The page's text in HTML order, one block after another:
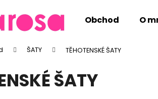
Obchod O
ŠATY TĚHOTENSKÉ ŠATY
ŠATY